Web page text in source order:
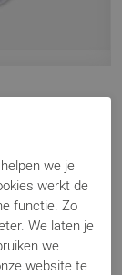
we je
werkt de
functie. Zo
We laten je
we
website te